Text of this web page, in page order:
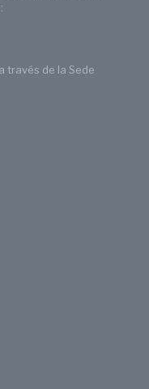
través de la Sede